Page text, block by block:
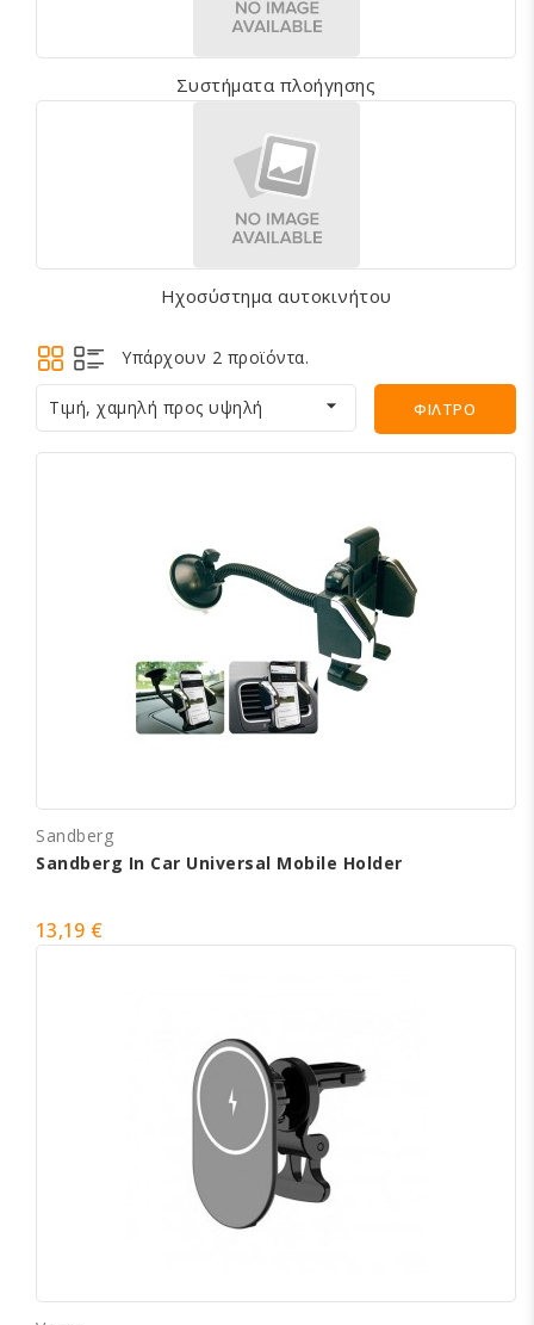
Συστήματα πλοήγησης
Ηχοσύστημα αυτοκινήτου
Υπάρχουν 2 προϊόντα.
Τιμή, χαμηλή προς υψηλή  ΦΊΛΤΡΟ
Sandberg
Sandberg In Car Universal Mobile Holder
13,19 €